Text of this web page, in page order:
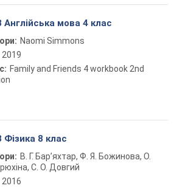
Англійська мова 4 клас
Naomi Simmons
2019
Family and Friends 4 workbook 2nd
Фізика 8 клас
В. Г. Бар’яхтар, Ф. Я. Божинова, О.
С. О. Довгий
2016